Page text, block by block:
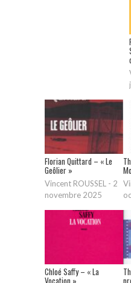
Florian Quittard – « Le
Geôlier »
Vincent ROUSSEL - 2
novembre 2025
Chloé Saffy – « La
Vocation »